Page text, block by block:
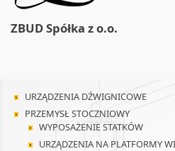
ZBUD Spółka z o.o.
URZĄDZENIA DŹWIGNICOWE
PRZEMYSŁ STOCZNIOWY
WYPOSAŻENIE STATKÓW
URZĄDZENIA NA PLATFORMY